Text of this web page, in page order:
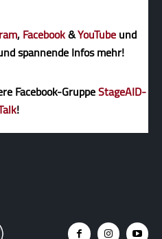
,Facebook&YouTubeund
spannende Infos mehr!
Facebook-GruppeStageAID-
!